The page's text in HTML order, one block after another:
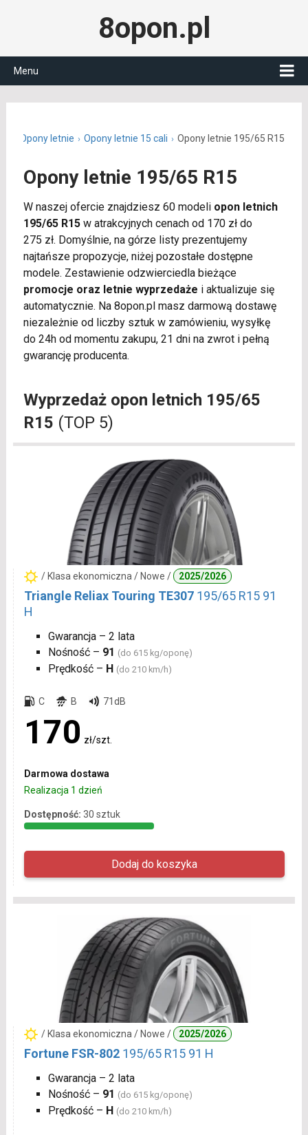
8opon.pl
Menu
Opony letnie Opony letnie 15 cali Opony letnie 195/65 R15
Opony letnie 195/65 R15
W naszej ofercie znajdziesz 60 modeli opon letnich
195/65 R15w atrakcyjnych cenach od 170 zł do
275 zł. Domyślnie, na górze listy prezentujemy
najtańsze propozycje, niżej pozostałe dostępne
modele. Zestawienie odzwierciedla bieżące
promocje oraz letnie wyprzedaże i aktualizuje się
automatycznie. Na 8opon.pl masz darmową dostawę
niezależnie od liczby sztuk w zamówieniu, wysyłkę
do 24h od momentu zakupu, 21 dni na zwrot i pełną
gwarancję producenta.
Wyprzedaż opon letnich 195/65
R15 (TOP 5)
/ Klasa ekonomiczna / Nowe / 2025/2026
Triangle Reliax Touring TE307 195/65 R15 91
H
Gwarancja – 2 lata
Nośność – 91 (do 615 kg/oponę)
Prędkość – H (do 210 km/h)
C B 71dB
170 zł/szt.
Darmowa dostawa
Realizacja 1 dzień
Dostępność: 30 sztuk
/ Klasa ekonomiczna / Nowe / 2025/2026
Fortune FSR-802 195/65 R15 91 H
Gwarancja – 2 lata
Nośność – 91 (do 615 kg/oponę)
Prędkość – H (do 210 km/h)